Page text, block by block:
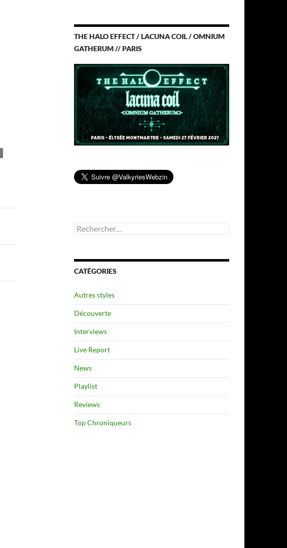
THE HALO EFFECT / LACUNA COIL / OMNIUM
GATHERUM // PARIS
Rechercher :
CATÉGORIES
Autres styles
Découverte
Interviews
Live Report
News
Playlist
Reviews
Top Chroniqueurs